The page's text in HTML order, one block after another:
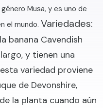
Musa, y es uno de
el mundo. Variedades:
banana Cavendish
y tienen una
variedad proviene
de Devonshire,
la planta cuando aún